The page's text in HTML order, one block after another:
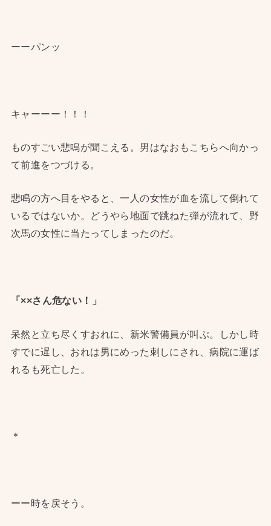
ーーパンッ
キャーーー！！！
ものすごい悲鳴が聞こえる。男はなおもこちらへ向かっ
て前進をつづける。
悲鳴の方へ目をやると、一人の女性が血を流して倒れて
いるではないか。どうやら地面で跳ねた弾が流れて、野
次馬の女性に当たってしまったのだ。
「××さん危ない！」
呆然と立ち尽くすおれに、新米警備員が叫ぶ。しかし時
すでに遅し、おれは男にめった刺しにされ、病院に運ば
れるも死亡した。
＊
ーー時を戻そう。